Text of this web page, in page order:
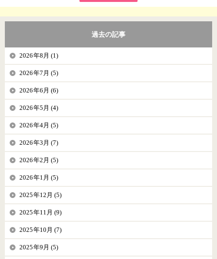
過去の記事
2026年8月 (1)
2026年7月 (5)
2026年6月 (6)
2026年5月 (4)
2026年4月 (5)
2026年3月 (7)
2026年2月 (5)
2026年1月 (5)
2025年12月 (5)
2025年11月 (9)
2025年10月 (7)
2025年9月 (5)